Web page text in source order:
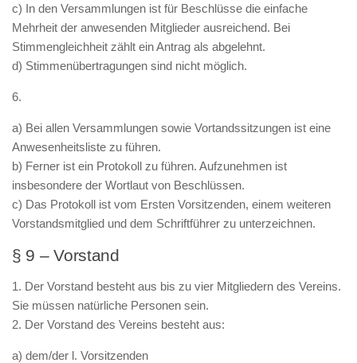
c) In den Versammlungen ist für Beschlüsse die einfache
Mehrheit der anwesenden Mitglieder ausreichend. Bei
Stimmengleichheit zählt ein Antrag als abgelehnt.
d) Stimmenübertragungen sind nicht möglich.
6.
a) Bei allen Versammlungen sowie Vortandssitzungen ist eine
Anwesenheitsliste zu führen.
b) Ferner ist ein Protokoll zu führen. Aufzunehmen ist
insbesondere der Wortlaut von Beschlüssen.
c) Das Protokoll ist vom Ersten Vorsitzenden, einem weiteren
Vorstandsmitglied und dem Schriftführer zu unterzeichnen.
§ 9 – Vorstand
1. Der Vorstand besteht aus bis zu vier Mitgliedern des Vereins.
Sie müssen natürliche Personen sein.
2. Der Vorstand des Vereins besteht aus:
a) dem/der l. Vorsitzenden